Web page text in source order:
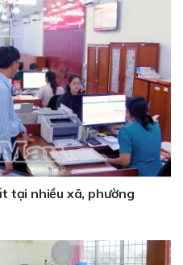
tại nhiều xã, phường